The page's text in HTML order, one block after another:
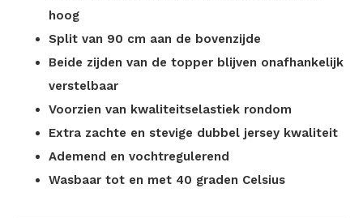
hoog
Split van 90 cm aan de bovenzijde
Beide zijden van de topper blijven onafhankelijk
verstelbaar
Voorzien van kwaliteitselastiek rondom
Extra zachte en stevige dubbel jersey kwaliteit
Ademend en vochtregulerend
Wasbaar tot en met 40 graden Celsius